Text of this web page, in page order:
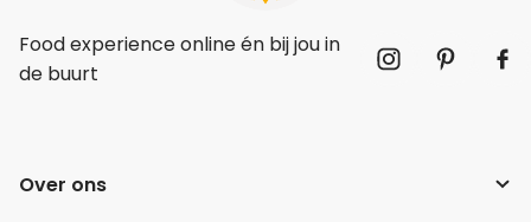
Food experience online én bij jou in
de buurt
Over ons